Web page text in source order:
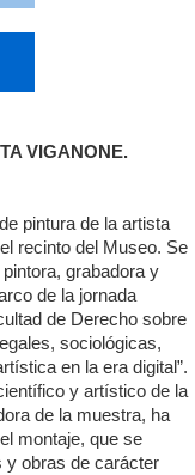
VIGANONE.
pintura de la artista
recinto del Museo. Se
grabadora y
de la jornada
de Derecho sobre
sociológicas,
en la era digital”.
y artístico de la
de la muestra, ha
montaje, que se
y obras de carácter